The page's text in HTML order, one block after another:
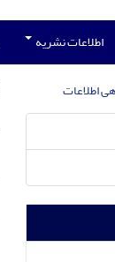
اطلاعات نشریه